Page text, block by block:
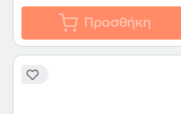
Προσθήκη